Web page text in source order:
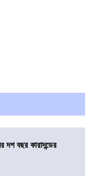
দশ বছর কারাদন্ডের